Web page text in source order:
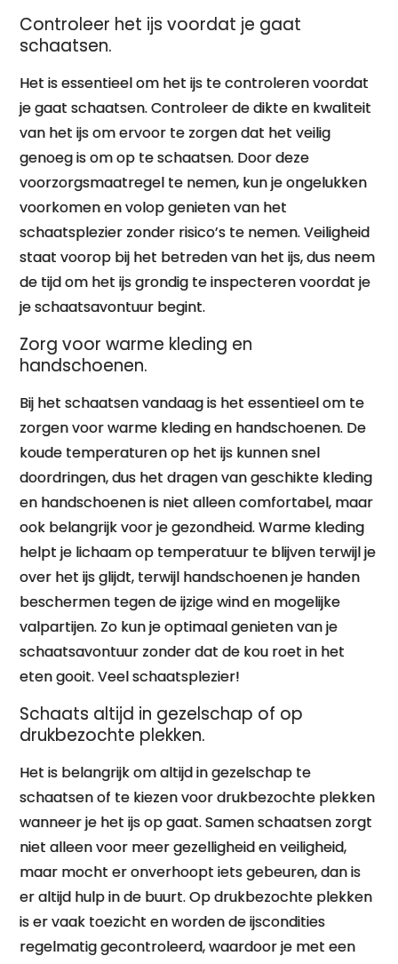
Controleer het ijs voordat je gaat
schaatsen.
Het is essentieel om het ijs te controleren voordat
je gaat schaatsen. Controleer de dikte en kwaliteit
van het ijs om ervoor te zorgen dat het veilig
genoeg is om op te schaatsen. Door deze
voorzorgsmaatregel te nemen, kun je ongelukken
voorkomen en volop genieten van het
schaatsplezier zonder risico’s te nemen. Veiligheid
staat voorop bij het betreden van het ijs, dus neem
de tijd om het ijs grondig te inspecteren voordat je
je schaatsavontuur begint.
Zorg voor warme kleding en
handschoenen.
Bij het schaatsen vandaag is het essentieel om te
zorgen voor warme kleding en handschoenen. De
koude temperaturen op het ijs kunnen snel
doordringen, dus het dragen van geschikte kleding
en handschoenen is niet alleen comfortabel, maar
ook belangrijk voor je gezondheid. Warme kleding
helpt je lichaam op temperatuur te blijven terwijl je
over het ijs glijdt, terwijl handschoenen je handen
beschermen tegen de ijzige wind en mogelijke
valpartijen. Zo kun je optimaal genieten van je
schaatsavontuur zonder dat de kou roet in het
eten gooit. Veel schaatsplezier!
Schaats altijd in gezelschap of op
drukbezochte plekken.
Het is belangrijk om altijd in gezelschap te
schaatsen of te kiezen voor drukbezochte plekken
wanneer je het ijs op gaat. Samen schaatsen zorgt
niet alleen voor meer gezelligheid en veiligheid,
maar mocht er onverhoopt iets gebeuren, dan is
er altijd hulp in de buurt. Op drukbezochte plekken
is er vaak toezicht en worden de ijscondities
regelmatig gecontroleerd, waardoor je met een